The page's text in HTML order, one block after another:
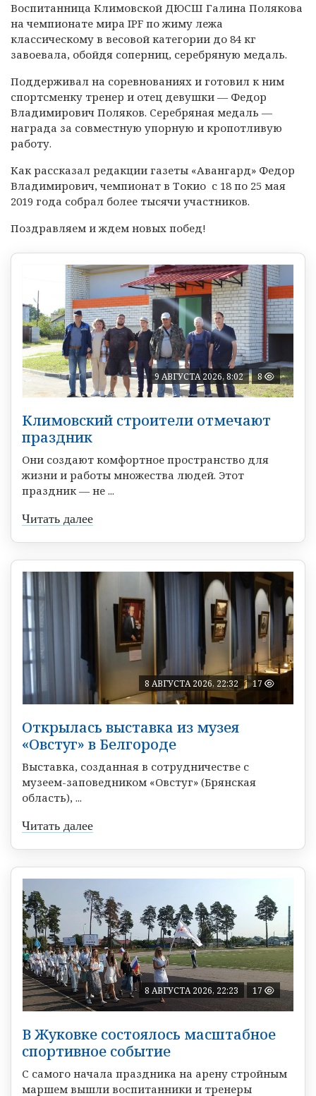
Воспитанница Климовской ДЮСШ Галина Полякова
на чемпионате мира IPF по жиму лежа
классическому в весовой категории до 84 кг
завоевала, обойдя соперниц, серебряную медаль.
Поддерживал на соревнованиях и готовил к ним
спортсменку тренер и отец девушки — Федор
Владимирович Поляков. Серебряная медаль —
награда за совместную упорную и кропотливую
работу.
Как рассказал редакции газеты «Авангард» Федор
Владимирович, чемпионат в Токио с 18 по 25 мая
2019 года собрал более тысячи участников.
Поздравляем и ждем новых побед!
9 АВГУСТА 2026, 8:02 8
Климовский строители отмечают
праздник
Они создают комфортное пространство для
жизни и работы множества людей. Этот
праздник — не ...
Читать далее
8 АВГУСТА 2026, 22:32 17
Открылась выставка из музея
«Овстуг» в Белгороде
Выставка, созданная в сотрудничестве с
музеем-заповедником «Овстуг» (Брянская
область), ...
Читать далее
8 АВГУСТА 2026, 22:23 17
В Жуковке состоялось масштабное
спортивное событие
С самого начала праздника на арену стройным
маршем вышли воспитанники и тренеры